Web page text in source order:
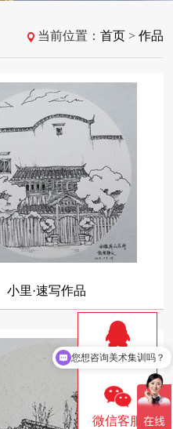
QQ咨询
微信客服
和中秋节
◇ 最最最精选版
录-含超全高分卷
◇ 我存的不是优
当前位置： 首页 > 作品
小里·速写作品
您想咨询美术集训吗？